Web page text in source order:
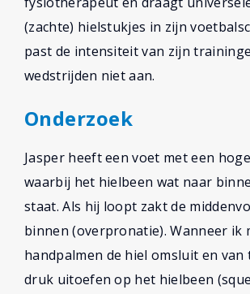
(zachte) hielstukjes in zijn
past de intensiteit van zijn
wedstrijden niet aan.
Onderzoek
Jasper heeft een voet met een
waarbij het hielbeen wat naar
staat. Als hij loopt zakt de
binnen (overpronatie). Wanneer ik
handpalmen de hiel omsluit en van
druk uitoefen op het hielbeen